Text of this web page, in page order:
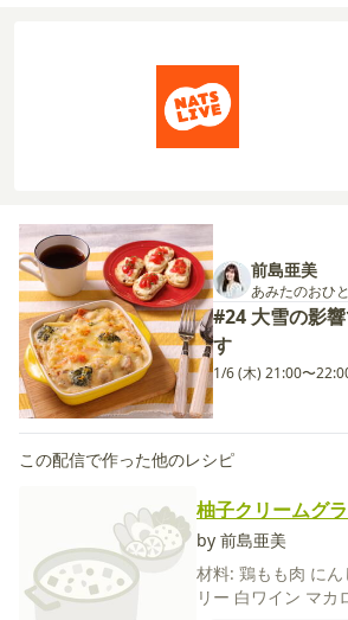
前島亜美
あみたのおひ
#24 大雪の影
す
1/6 (木) 21:00〜
この配信で作った他のレシピ
柚子クリームグ
by 前島亜美
材料: 鶏もも肉 にん
リー 白ワイン マカ